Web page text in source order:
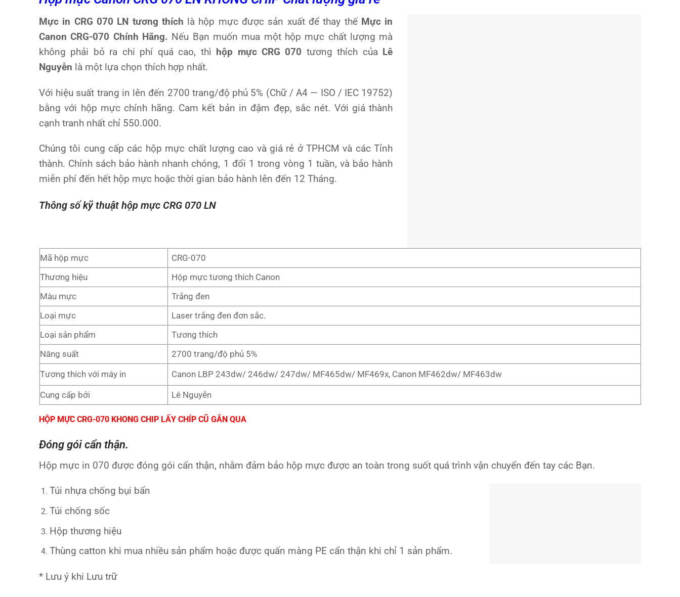
Mực in CRG 070 LN tương thích là hộp mực được sản xuất để thay thế Mực in
Canon CRG-070 Chính Hãng. Nếu Bạn muốn mua một hộp mực chất lượng mà
không phải bỏ ra chi phí quá cao, thì hộp mực CRG 070 tương thích của Lê
Nguyễn là một lựa chọn thích hợp nhất.
Với hiệu suất trang in lên đến 2700 trang/độ phủ 5% (Chữ / A4 — ISO / IEC 19752)
bằng với hộp mực chính hãng. Cam kết bản in đậm đẹp, sắc nét. Với giá thành
cạnh tranh nhất chỉ 550.000.
Chúng tôi cung cấp các hộp mực chất lượng cao và giá rẻ ở TPHCM và các Tỉnh
thành. Chính sách bảo hành nhanh chóng, 1 đổi 1 trong vòng 1 tuần, và bảo hành
miễn phí đến hết hộp mực hoặc thời gian bảo hành lên đến 12 Tháng.
Thông số kỹ thuật hộp mực CRG 070 LN
Mã hộp mực
CRG-070
Thương hiệu
Hộp mực tương thích Canon
Màu mực
Trắng đen
Loại mực
Laser trắng đen đơn sắc.
Loại sản phẩm
Tương thích
Năng suất
2700 trang/độ phủ 5%
Tương thích với máy in
Canon LBP 243dw/ 246dw/ 247dw/ MF465dw/ MF469x, Canon MF462dw/ MF463dw
Cung cấp bởi Lê Nguyễn
HỘP MỰC CRG-070 KHONG CHIP LẤY CHÍP CŨ GẮN QUA
Đóng gói cẩn thận.
Hộp mực in 070 được đóng gói cẩn thận, nhằm đảm bảo hộp mực được an toàn trong suốt quá trình vận chuyển đến tay các Bạn.
Túi nhựa chống bụi bẩn
Túi chống sốc
Hộp thương hiệu
Thùng catton khi mua nhiều sản phẩm hoặc được quấn màng PE cẩn thận khi chỉ 1 sản phẩm.
* Lưu ý khi Lưu trữ